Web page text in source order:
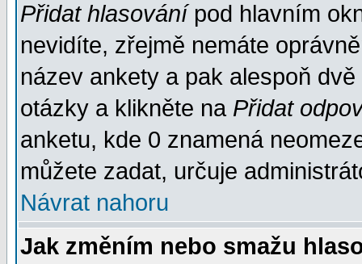
Přidat hlasovánípod hlavním
nevidíte, zřejmě nemáte
název ankety a pak alespoň
otázky a klikněte na Přidat
anketu, kde 0 znamená
můžete zadat, určuje
Návrat nahoru
Jak změním nebo smažu